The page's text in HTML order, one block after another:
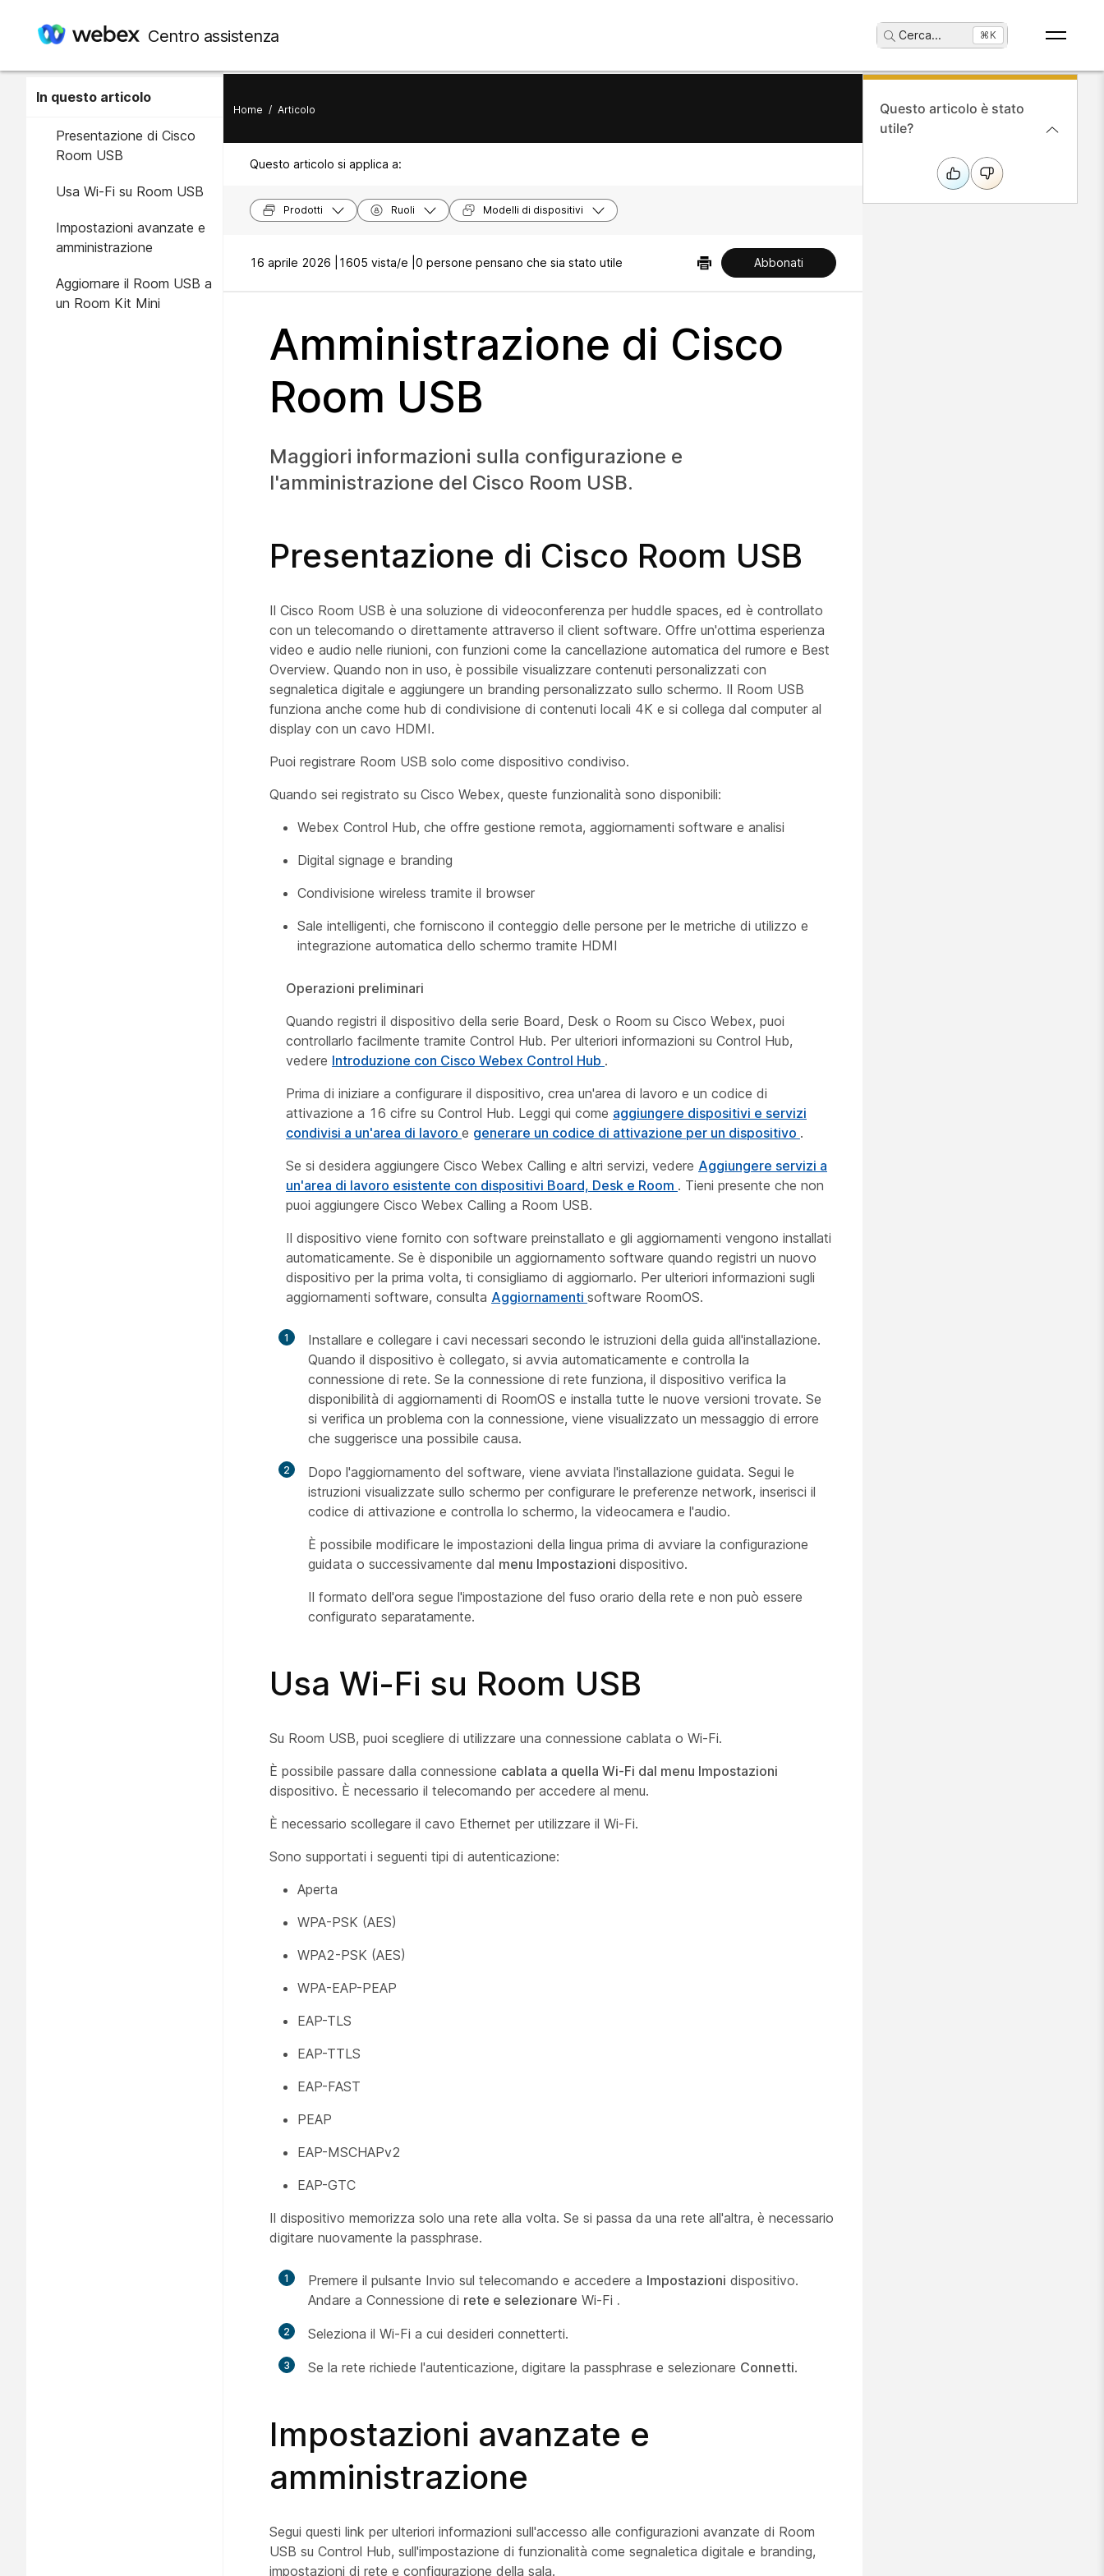
Centro assistenza Cerca... ⌘K
In questo articolo
Presentazione di Cisco
Room USB
Usa Wi-Fi su Room USB
Impostazioni avanzate e
amministrazione
Aggiornare il Room USB a
un Room Kit Mini
Home / Articolo
Questo articolo si applica a:
Prodotti Ruoli Modelli di dispositivi
16 aprile 2026 | 1605 vista/e | 0 persone pensano che sia stato utile Abbonati
Amministrazione di Cisco
Room USB
Maggiori informazioni sulla configurazione e
l'amministrazione del Cisco Room USB.
Presentazione di Cisco Room USB
Il Cisco Room USB è una soluzione di videoconferenza per huddle spaces, ed è controllato
con un telecomando o direttamente attraverso il client software. Offre un'ottima esperienza
video e audio nelle riunioni, con funzioni come la cancellazione automatica del rumore e Best
Overview. Quando non in uso, è possibile visualizzare contenuti personalizzati con
segnaletica digitale e aggiungere un branding personalizzato sullo schermo. Il Room USB
funziona anche come hub di condivisione di contenuti locali 4K e si collega dal computer al
display con un cavo HDMI.
Puoi registrare Room USB solo come dispositivo condiviso.
Quando sei registrato su Cisco Webex, queste funzionalità sono disponibili:
Webex Control Hub, che offre gestione remota, aggiornamenti software e analisi
Digital signage e branding
Condivisione wireless tramite il browser
Sale intelligenti, che forniscono il conteggio delle persone per le metriche di utilizzo e
integrazione automatica dello schermo tramite HDMI
Operazioni preliminari
Quando registri il dispositivo della serie Board, Desk o Room su Cisco Webex, puoi
controllarlo facilmente tramite Control Hub. Per ulteriori informazioni su Control Hub,
vedere Introduzione con Cisco Webex Control Hub .
Prima di iniziare a configurare il dispositivo, crea un'area di lavoro e un codice di
attivazione a 16 cifre su Control Hub. Leggi qui come aggiungere dispositivi e servizi
condivisi a un'area di lavoro e generare un codice di attivazione per un dispositivo .
Se si desidera aggiungere Cisco Webex Calling e altri servizi, vedere Aggiungere servizi a
un'area di lavoro esistente con dispositivi Board, Desk e Room . Tieni presente che non
puoi aggiungere Cisco Webex Calling a Room USB.
Il dispositivo viene fornito con software preinstallato e gli aggiornamenti vengono installati
automaticamente. Se è disponibile un aggiornamento software quando registri un nuovo
dispositivo per la prima volta, ti consigliamo di aggiornarlo. Per ulteriori informazioni sugli
aggiornamenti software, consulta Aggiornamenti software RoomOS.
1
Installare e collegare i cavi necessari secondo le istruzioni della guida all'installazione.
Quando il dispositivo è collegato, si avvia automaticamente e controlla la
connessione di rete. Se la connessione di rete funziona, il dispositivo verifica la
disponibilità di aggiornamenti di RoomOS e installa tutte le nuove versioni trovate. Se
si verifica un problema con la connessione, viene visualizzato un messaggio di errore
che suggerisce una possibile causa.
2
Dopo l'aggiornamento del software, viene avviata l'installazione guidata. Segui le
istruzioni visualizzate sullo schermo per configurare le preferenze network, inserisci il
codice di attivazione e controlla lo schermo, la videocamera e l'audio.
È possibile modificare le impostazioni della lingua prima di avviare la configurazione
guidata o successivamente dal menu Impostazioni dispositivo.
Il formato dell'ora segue l'impostazione del fuso orario della rete e non può essere
configurato separatamente.
Usa Wi-Fi su Room USB
Su Room USB, puoi scegliere di utilizzare una connessione cablata o Wi-Fi.
È possibile passare dalla connessione cablata a quella Wi-Fi dal menu Impostazioni
dispositivo. È necessario il telecomando per accedere al menu.
È necessario scollegare il cavo Ethernet per utilizzare il Wi-Fi.
Sono supportati i seguenti tipi di autenticazione:
Aperta
WPA-PSK (AES)
WPA2-PSK (AES)
WPA-EAP-PEAP
EAP-TLS
EAP-TTLS
EAP-FAST
PEAP
EAP-MSCHAPv2
EAP-GTC
Il dispositivo memorizza solo una rete alla volta. Se si passa da una rete all'altra, è necessario
digitare nuovamente la passphrase.
1 Premere il pulsante Invio sul telecomando e accedere a Impostazioni dispositivo.
Andare a Connessione di rete e selezionare Wi-Fi .
2 Seleziona il Wi-Fi a cui desideri connetterti.
3 Se la rete richiede l'autenticazione, digitare la passphrase e selezionare Connetti.
Impostazioni avanzate e
amministrazione
Segui questi link per ulteriori informazioni sull'accesso alle configurazioni avanzate di Room
USB su Control Hub, sull'impostazione di funzionalità come segnaletica digitale e branding,
impostazioni di rete e configurazione della sala.
Questo articolo è stato
utile?